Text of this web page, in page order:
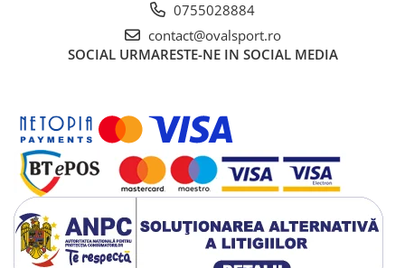
0755028884
contact@ovalsport.ro
SOCIAL URMARESTE-NE IN SOCIAL MEDIA